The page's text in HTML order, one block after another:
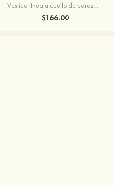
Vestido línea a cuello de corazón satén corto vestido para homecoming
$166.00